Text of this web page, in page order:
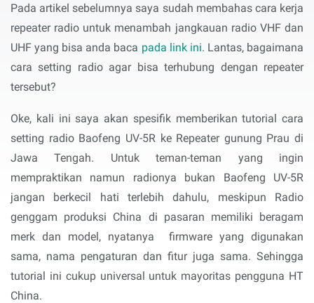
Pada artikel sebelumnya saya sudah membahas cara kerja
repeater radio untuk menambah jangkauan radio VHF dan
UHF yang bisa anda baca pada link ini. Lantas, bagaimana
cara setting radio agar bisa terhubung dengan repeater
tersebut?
Oke, kali ini saya akan spesifik memberikan tutorial cara
setting radio Baofeng UV-5R ke Repeater gunung Prau di
Jawa Tengah. Untuk teman-teman yang ingin
mempraktikan namun radionya bukan Baofeng UV-5R
jangan berkecil hati terlebih dahulu, meskipun Radio
genggam produksi China di pasaran memiliki beragam
merk dan model, nyatanya firmware yang digunakan
sama, nama pengaturan dan fitur juga sama. Sehingga
tutorial ini cukup universal untuk mayoritas pengguna HT
China.